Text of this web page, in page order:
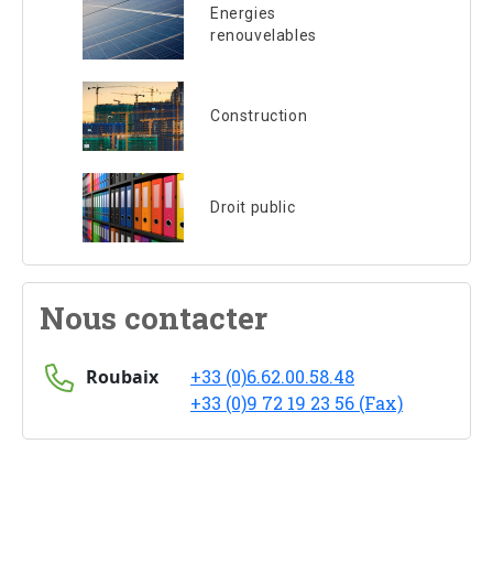
Energies
renouvelables
Construction
Droit public
Nous contacter
Roubaix
+33 (0)6.62.00.58.48
+33 (0)9 72 19 23 56 (Fax)